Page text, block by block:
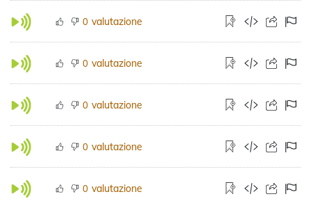
0 valutazione
0 valutazione
0 valutazione
0 valutazione
0 valutazione